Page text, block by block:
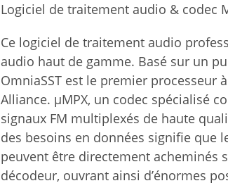
Logiciel de traitement audio & codec
Ce logiciel de traitement audio
audio haut de gamme. Basé sur un
OmniaSST est le premier processeur
Alliance. μMPX, un codec spécialisé
signaux FM multiplexés de haute
des besoins en données signifie que
peuvent être directement acheminés
décodeur, ouvrant ainsi d’énormes